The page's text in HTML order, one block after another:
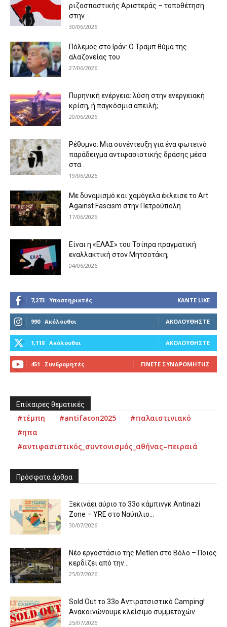
ριζοσπαστικής Αριστεράς – τοποθέτηση
στην...
30/06/2026
Πόλεμος στο Ιράν: Ο Τραμπ θύμα της
αλαζονείας του
27/06/2026
Πυρηνική ενέργεια: λύση στην ενεργειακή
κρίση, ή παγκόσμια απειλή;
20/06/2026
Ρέθυμνο: Μια συνέντευξη για ένα φωτεινό
παράδειγμα αντιφασιστικής δράσης μέσα
στα...
19/06/2026
Με δυναμισμό και χαμόγελα έκλεισε το Art
Against Fascism στην Πετρούπολη
17/06/2026
Είναι η «ΕΛΑΣ» του Τσίπρα πραγματική
εναλλακτική στον Μητσοτάκη;
04/06/2026
7,273 Υποστηρικτές ΚΆΝΤΕ LIKE
990 Ακόλουθοι ΑΚΟΛΟΥΘΉΣΤΕ
1,118 Ακόλουθοι ΑΚΟΛΟΥΘΉΣΤΕ
451 Συνδρομητές ΓΊΝΕΤΕ ΣΥΝΔΡΟΜΗΤΉΣ
Επίκαιρες θεματικές
#τέμπη #antifacon2025
#παλαιστινιακό
#ηπα
#αντιφασιστικός_συντονισμός_αθήνας–πειραιά
Πρόσφατα άρθρα
Ξεκινάει αύριο το 33ο κάμπινγκ Antinazi
Zone – YRE στο Ναύπλιο...
30/07/2026
Νέο εργοστάσιο της Metlen στο Βόλο – Ποιος
κερδίζει από την...
25/07/2026
Sold Out το 33ο Αντιρατσιστικό Camping!
Ανακοινώνουμε κλείσιμο συμμετοχών
25/07/2026